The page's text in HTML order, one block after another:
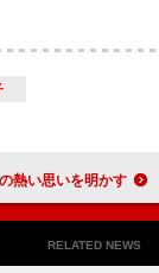
に興奮 マイケルへの熱い思いを明かす
RELATED NEWS